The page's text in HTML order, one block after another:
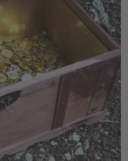
größer als
erfolgt durch